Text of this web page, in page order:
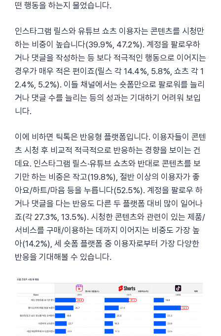
떤 행동을 하는지 물었습니다.
인스타그램 릴스와 유튜브 쇼츠 이용자는 콘텐츠를 시청만
하는 비중이 높습니다(39.9%, 47.2%). 계정을 팔로우하
거나 댓글을 작성하는 등 보다 적극적인 행동으로 이어지는
경우가 매우 적은 편이죠(릴스 각 14.4%, 5.8%, 쇼츠 각 1
2.4%, 5.2%). 이들 채널에서는 숏폼만으로 팔로워를 늘리
거나 댓글 수를 늘리는 등의 성과는 기대하기 어려워 보입
니다.
이에 비하면 틱톡은 반응형 플랫폼입니다. 이용자들이 콘텐
츠 시청 후 비교적 적극적으로 반응하는 경향을 보이는 건
데요. 인스타그램 릴스·유튜브 쇼츠와 반대로 콘텐츠를 보
기만 하는 비중은 작고(19.8%), 절반 이상의 이용자가 좋
아요/하트/마음 등을 누릅니다(52.5%). 계정을 팔로우 하
거나 댓글을 다는 반응도 다른 두 플랫폼 대비 많이 일어나
죠(각 27.3%, 13.5%). 시청한 콘텐츠와 관련이 있는 제품/
서비스를 구매/이용하는 데까지 이어지는 비중도 가장 높
아(14.2%), 세 숏폼 플랫폼 중 이용자로부터 가장 다양한
반응을 기대해볼 수 있습니다.